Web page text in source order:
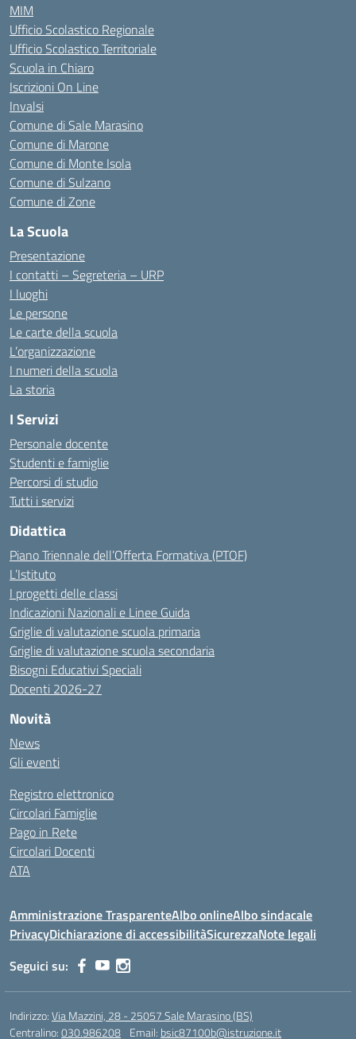
MIM
Ufficio Scolastico Regionale
Ufficio Scolastico Territoriale
Scuola in Chiaro
Iscrizioni On Line
Invalsi
Comune di Sale Marasino
Comune di Marone
Comune di Monte Isola
Comune di Sulzano
Comune di Zone
La Scuola
Presentazione
I contatti – Segreteria – URP
I luoghi
Le persone
Le carte della scuola
L’organizzazione
I numeri della scuola
La storia
I Servizi
Personale docente
Studenti e famiglie
Percorsi di studio
Tutti i servizi
Didattica
Piano Triennale dell’Offerta Formativa (PTOF)
L’Istituto
I progetti delle classi
Indicazioni Nazionali e Linee Guida
Griglie di valutazione scuola primaria
Griglie di valutazione scuola secondaria
Bisogni Educativi Speciali
Docenti 2026-27
Novità
News
Gli eventi
Registro elettronico
Circolari Famiglie
Pago in Rete
Circolari Docenti
ATA
Amministrazione TrasparenteAlbo onlineAlbo sindacale
PrivacyDichiarazione di accessibilitàSicurezzaNote legali
Seguici su:
Indirizzo:Via Mazzini, 28 - 25057 Sale Marasino (BS)
Centralino:030.986208 Email: bsic87100b@istruzione.it